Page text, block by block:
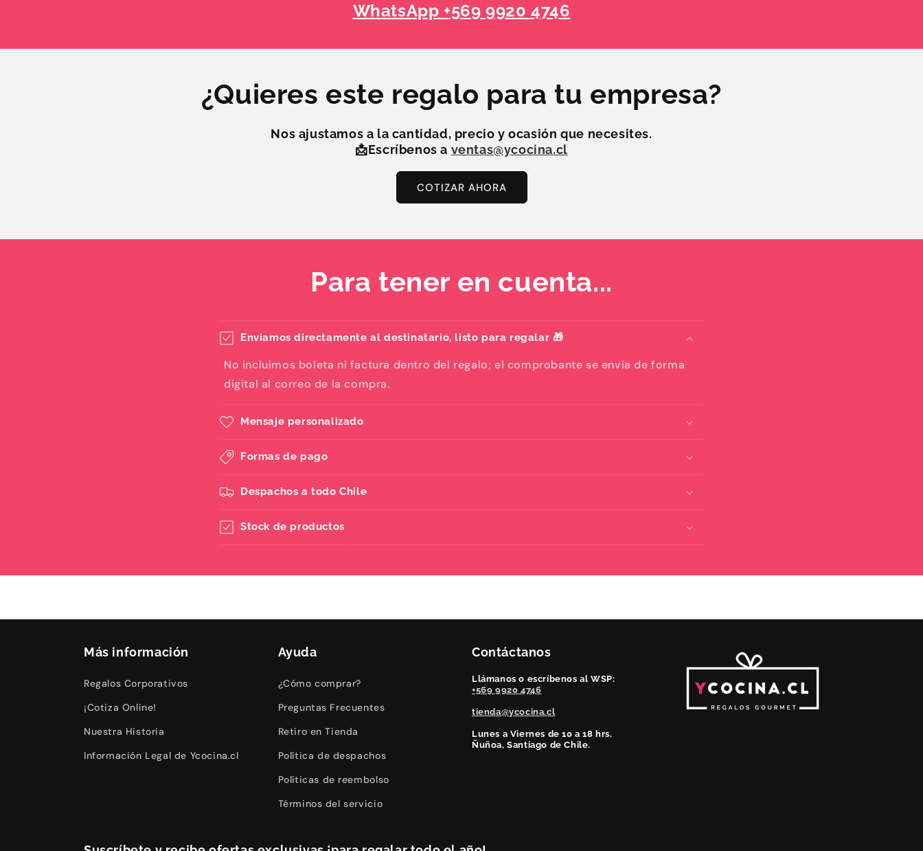
WhatsApp +569 9920 4746
¿Quieres este regalo para tu empresa?
Nos ajustamos a la cantidad, precio y ocasión que necesites.
📩Escríbenos a ventas@ycocina.cl
COTIZAR AHORA
Para tener en cuenta...
Enviamos directamente al destinatario, listo para regalar 🎁
No incluimos boleta ni factura dentro del regalo; el comprobante se envía de forma
digital al correo de la compra.
Mensaje personalizado
Formas de pago
Despachos a todo Chile
Stock de productos
Más información
Regalos Corporativos
¡Cotiza Online!
Nuestra Historia
Información Legal de Ycocina.cl
Ayuda
¿Cómo comprar?
Preguntas Frecuentes
Retiro en Tienda
Política de despachos
Políticas de reembolso
Términos del servicio
Contáctanos
Llámanos o escríbenos al WSP:
+569 9920 4746
tienda@ycocina.cl
Lunes a Viernes de 10 a 18 hrs.
Ñuñoa, Santiago de Chile.